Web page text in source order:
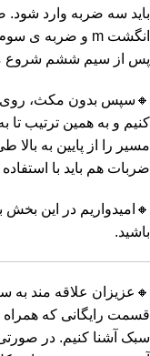
پس از سیم ششم شروع
🔸سپس بدون مکث، روی
کنیم و به همین ترتیب تا
مسیر را از پایین به
ضربات هم باید با
🔸امیدواریم در این
باشید.
قسمت رایگانی که همراه
سبک آشنا کنیم. در